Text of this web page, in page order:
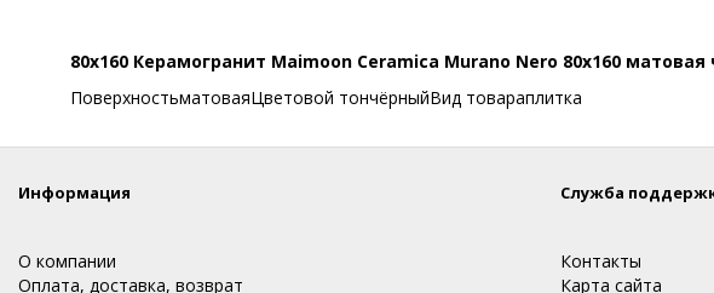
80x160 Керамогранит Maimoon Ceramica Murano Nero 80x160
ПоверхностьматоваяЦветовой тончёрныйВид товараплитка
Информация
О компании
Оплата, доставка, возврат
Служба
Контакты
Карта сайта